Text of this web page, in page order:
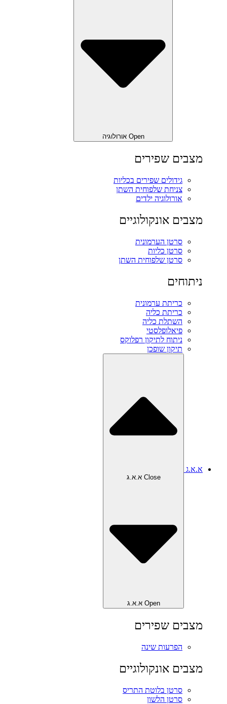
Open אורולוגיה
מצבים שפירים
גידולים שפירים בכליות
צניחת שלפוחית השתן
אורולוגיה ילדים
מצבים אונקולוגיים
סרטן הערמונית
סרטן כליות
סרטן שלפוחית השתן
ניתוחים
כריתת ערמונית
כריתת כליה
השתלת כליה
פיאלופלסטי
ניתוח לתיקון רפלוקס
תיקון שופכן
א.א.ג
Close א.א.ג
Open א.א.ג
מצבים שפירים
הפרעות שינה
מצבים אונקולוגיים
סרטן בלוטת התריס
סרטן הלשון